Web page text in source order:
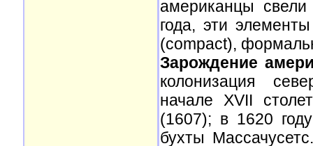
американцы
года, эти
(compact),
Зарождение
колонизация
начале XVII
(1607); в 1620
бухты